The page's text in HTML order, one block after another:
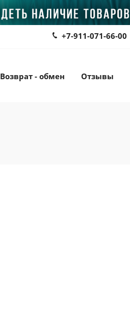
+7-911-071-66-00
Возврат - обмен Отзывы